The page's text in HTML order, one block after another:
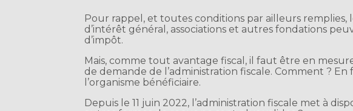
Pour rappel, et toutes conditions par ailleurs remplies,
d’intérêt général, associations et autres fondations
d’impôt.
Mais, comme tout avantage fiscal, il faut être en
de demande de l’administration fiscale. Comment ?
l’organisme bénéficiaire.
Depuis le 11 juin 2022, l’administration fiscale met à